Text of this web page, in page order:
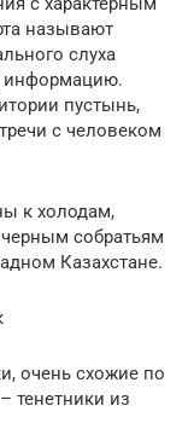
называют
слуха
информацию.
пустынь,
с человеком
к холодам,
черным собратьям
Казахстане.
очень схожие по
тенетники из